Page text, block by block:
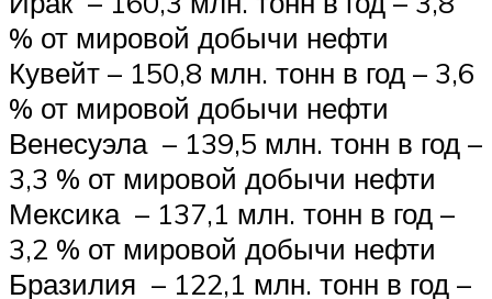
% от мировой добычи нефти
Кувейт – 150,8 млн. тонн в год – 3,6
% от мировой добычи нефти
Венесуэла – 139,5 млн. тонн в год –
3,3 % от мировой добычи нефти
Мексика – 137,1 млн. тонн в год –
3,2 % от мировой добычи нефти
Бразилия – 122,1 млн. тонн в год –